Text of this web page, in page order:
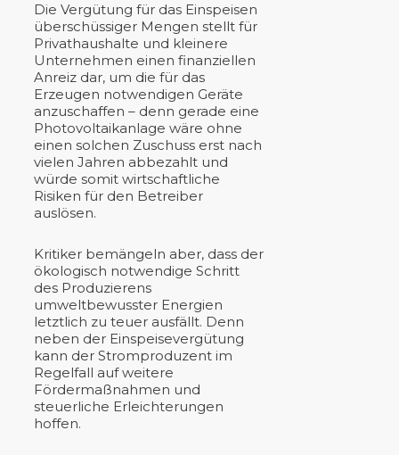
Die Vergütung für das Einspeisen
überschüssiger Mengen stellt für
Privathaushalte und kleinere
Unternehmen einen finanziellen
Anreiz dar, um die für das
Erzeugen notwendigen Geräte
anzuschaffen – denn gerade eine
Photovoltaikanlage wäre ohne
einen solchen Zuschuss erst nach
vielen Jahren abbezahlt und
würde somit wirtschaftliche
Risiken für den Betreiber
auslösen.
Kritiker bemängeln aber, dass der
ökologisch notwendige Schritt
des Produzierens
umweltbewusster Energien
letztlich zu teuer ausfällt. Denn
neben der Einspeisevergütung
kann der Stromproduzent im
Regelfall auf weitere
Fördermaßnahmen und
steuerliche Erleichterungen
hoffen.